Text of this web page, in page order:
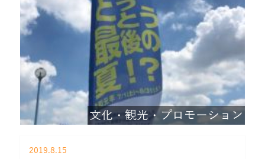
文化・観光・プロモーション
2019.8.15